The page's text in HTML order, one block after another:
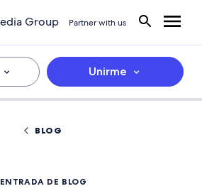
Partner with us
Unirme
BLOG
ENTRADA DE BLOG